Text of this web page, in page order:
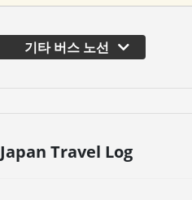
기타 버스 노선
Japan Travel Log